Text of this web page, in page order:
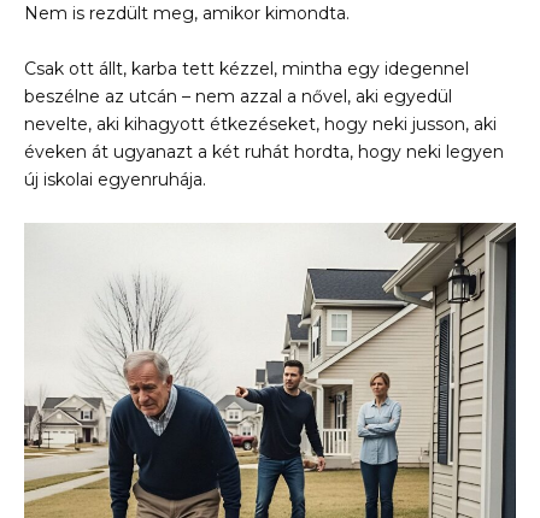
Nem is rezdült meg, amikor kimondta.
Csak ott állt, karba tett kézzel, mintha egy idegennel
beszélne az utcán – nem azzal a nővel, aki egyedül
nevelte, aki kihagyott étkezéseket, hogy neki jusson, aki
éveken át ugyanazt a két ruhát hordta, hogy neki legyen
új iskolai egyenruhája.